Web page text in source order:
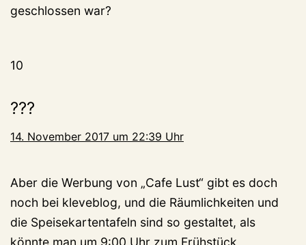
geschlossen war?
10
???
14. November 2017 um 22:39 Uhr
Aber die Werbung von „Cafe Lust“ gibt es doch
noch bei kleveblog, und die Räumlichkeiten und
die Speisekartentafeln sind so gestaltet, als